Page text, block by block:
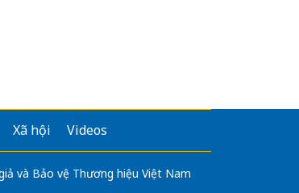
Xã hội Videos
và Bảo vệ Thương hiệu Việt Nam